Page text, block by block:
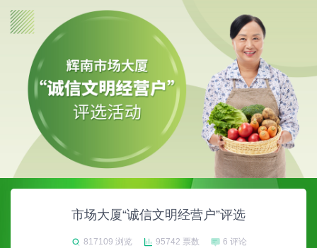
市场大厦“诚信文明经营户”评选
817109 浏览 95742 票数 6 评论